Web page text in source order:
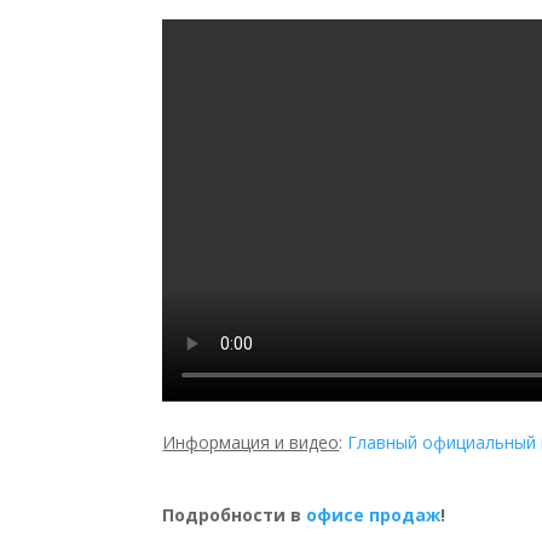
Информация и видео: Главный официальный
Подробности в офисе продаж!